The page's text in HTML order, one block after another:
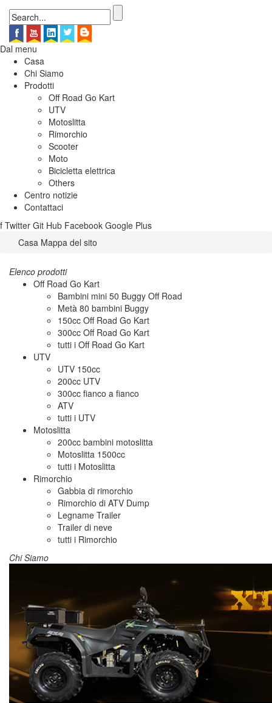
Dal menu
Casa
Chi Siamo
Prodotti
Off Road Go Kart
UTV
Motoslitta
Rimorchio
Scooter
Moto
Bicicletta elettrica
Others
Centro notizie
Contattaci
f Twitter Git Hub Facebook Google Plus
Casa Mappa del sito
Elenco prodotti
Off Road Go Kart
Bambini mini 50 Buggy Off Road
Metà 80 bambini Buggy
150cc Off Road Go Kart
300cc Off Road Go Kart
tutti i Off Road Go Kart
UTV
UTV 150cc
200cc UTV
300cc fianco a fianco
ATV
tutti i UTV
Motoslitta
200cc bambini motoslitta
Motoslitta 1500cc
tutti i Motoslitta
Rimorchio
Gabbia di rimorchio
Rimorchio di ATV Dump
Legname Trailer
Trailer di neve
tutti i Rimorchio
Chi Siamo